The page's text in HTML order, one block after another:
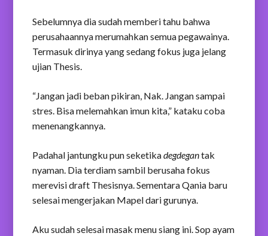
Sebelumnya dia sudah memberi tahu bahwa
perusahaannya merumahkan semua pegawainya.
Termasuk dirinya yang sedang fokus juga jelang
ujian Thesis.
“Jangan jadi beban pikiran, Nak. Jangan sampai
stres. Bisa melemahkan imun kita,” kataku coba
menenangkannya.
Padahal jantungku pun seketikadegdegantak
nyaman. Dia terdiam sambil berusaha fokus
merevisi draft Thesisnya. Sementara Qania baru
selesai mengerjakan Mapel dari gurunya.
Aku sudah selesai masak menu siang ini. Sop ayam